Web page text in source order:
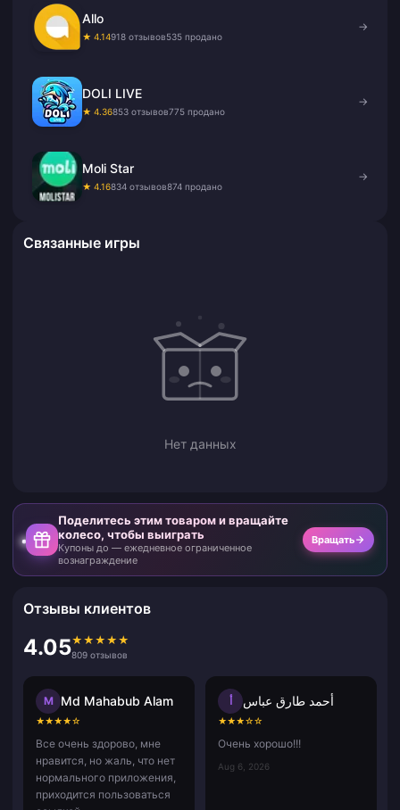
Allo
★ 4.14918 отзывов535 продано
→
DOLI LIVE
★ 4.36853 отзывов775 продано
→
Moli Star
★ 4.16834 отзывов874 продано
→
Связанные игры
Нет данных
Поделитесь этим товаром и вращайте
колесо, чтобы выиграть
Купоны до — ежедневное ограниченное
вознаграждение
Вращать
Отзывы клиентов
4.05★ ★ ★ ★ ★
809 отзывов
M Md Mahabub Alam
★★★★☆
Все очень здорово, мне
нравится, но жаль, что нет
нормального приложения,
приходится пользоваться
أ أحمد طارق عباس
★★★☆☆
Очень хорошо!!!
Aug 6, 2026